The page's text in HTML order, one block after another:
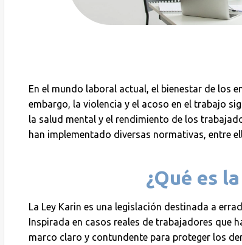
En el mundo laboral actual, el bienestar de los
embargo, la violencia y el acoso en el trabajo
la salud mental y el rendimiento de los
han implementado diversas normativas, entre
¿Qué es
La Ley Karin es una legislación destinada a
Inspirada en casos reales de trabajadores que
marco claro y contundente para proteger los